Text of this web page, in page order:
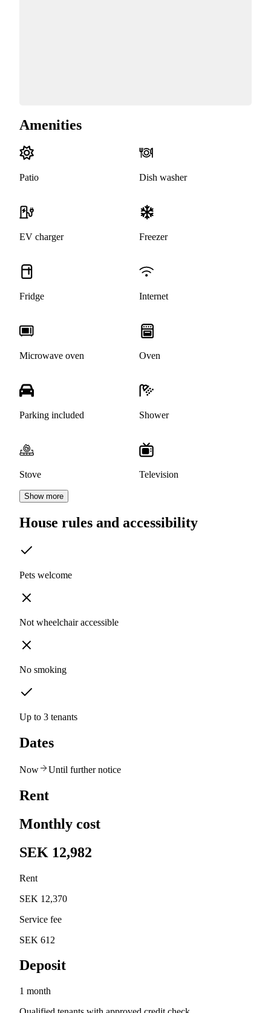
Amenities
Patio Dish washer
EV charger Freezer
Fridge Internet
Microwave oven Oven
Parking included Shower
Stove Television
Show more
House rules and accessibility
Pets welcome
Not wheelchair accessible
No smoking
Up to 3 tenants
Dates
Now Until further notice
Rent
Monthly cost
SEK 12,982
Rent
SEK 12,370
Service fee
SEK 612
Deposit
1 month